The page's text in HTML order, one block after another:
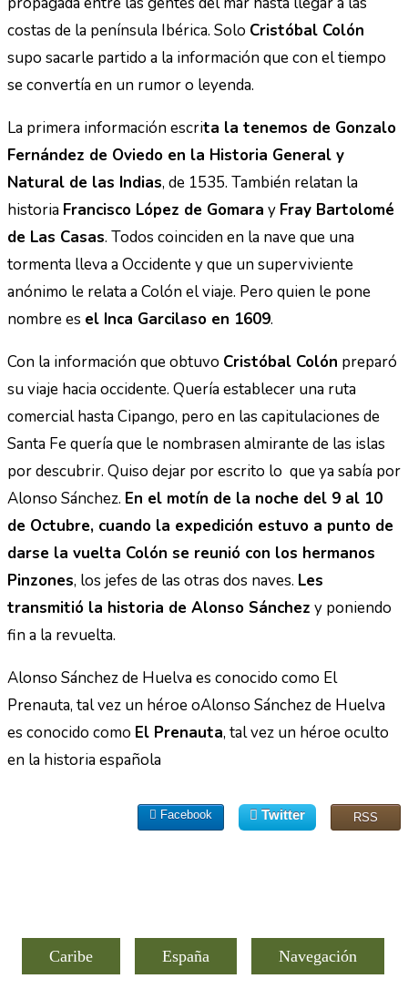
costas de la península Ibérica. Solo Cristóbal Colón
supo sacarle partido a la información que con el tiempo
se convertía en un rumor o leyenda.
La primera información escrita la tenemos de Gonzalo
Fernández de Oviedo en la Historia General y
Natural de las Indias, de 1535. También relatan la
historia Francisco López de Gomara y Fray Bartolomé
de Las Casas. Todos coinciden en la nave que una
tormenta lleva a Occidente y que un superviviente
anónimo le relata a Colón el viaje. Pero quien le pone
nombre es el Inca Garcilaso en 1609.
Con la información que obtuvo Cristóbal Colón preparó
su viaje hacia occidente. Quería establecer una ruta
comercial hasta Cipango, pero en las capitulaciones de
Santa Fe quería que le nombrasen almirante de las islas
por descubrir. Quiso dejar por escrito lo que ya sabía por
Alonso Sánchez. En el motín de la noche del 9 al 10
de Octubre, cuando la expedición estuvo a punto de
darse la vuelta Colón se reunió con los hermanos
Pinzones, los jefes de las otras dos naves. Les
transmitió la historia de Alonso Sánchez y poniendo
fin a la revuelta.
Alonso Sánchez de Huelva es conocido como El
Prenauta, tal vez un héroe oAlonso Sánchez de Huelva
es conocido como El Prenauta, tal vez un héroe oculto
en la historia española
Facebook Twitter RSS
Caribe España Navegación